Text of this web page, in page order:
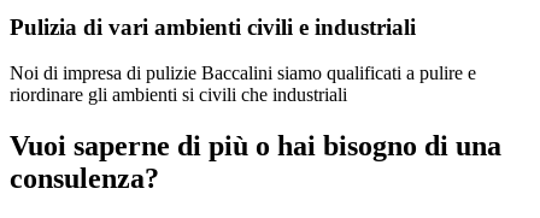
Pulizia di vari ambienti civili e industriali
Noi di impresa di pulizie Baccalini siamo qualificati a pulire e
riordinare gli ambienti si civili che industriali
Vuoi saperne di più o hai bisogno di una
consulenza?